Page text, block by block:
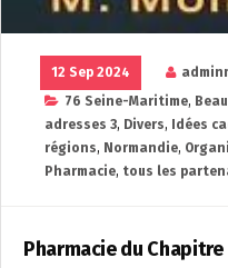
12 Sep 2024
76 Seine-Maritime,
adresses 3, Divers, Idées
régions, Normandie,
Pharmacie, tous les
Pharmacie du Chapitre